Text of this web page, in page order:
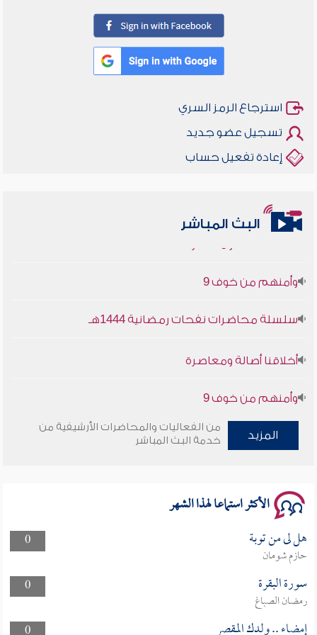
استرجاع الرمز السري
تسجيل عضو جديد
إعادة تفعيل حساب
البث المباشر
أخلاقنا أصالة ومعاصرة
المزيد
من الفعاليات والمحاضرات الأرشيفية من
خدمة البث المباشر
الأكثر استماعا لهذا الشهر
0 هل لى من توبة
حازم شومان
0
سورة البقرة
رمضان الصباغ